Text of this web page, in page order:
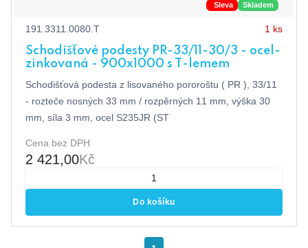
Sleva Skladem
191.3311.0080.T 1 ks
Schodišťové podesty PR-33/11-30/3 - ocel-
zinkovaná - 900x1000 s T-lemem
Schodišťová podesta z lisovaného pororoštu ( PR ), 33/11
- rozteče nosných 33 mm / rozpěrných 11 mm, výška 30
mm, síla 3 mm, ocel S235JR (ST
Cena bez DPH
2 421,00Kč
Do košíku